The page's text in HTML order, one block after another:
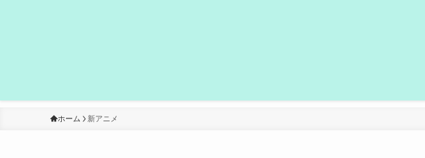
ホーム 新アニメ